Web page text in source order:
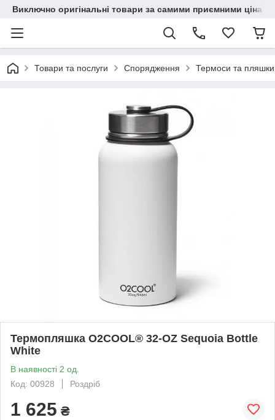
Виключно оригінальні товари за самими приємними
Товари та послуги Спорядження Термоси та пляшки
Термопляшка O2COOL® 32-OZ Sequoia Bottle
White
В наявності 2 од.
Код: 00928
Роздріб
1 625 ₴